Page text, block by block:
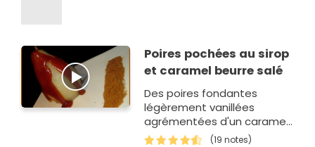
Poires pochées au sirop
et caramel beurre salé
Des poires fondantes
légèrement vanillées
agrémentées d'un caramel
beurre salé.
(19 notes)